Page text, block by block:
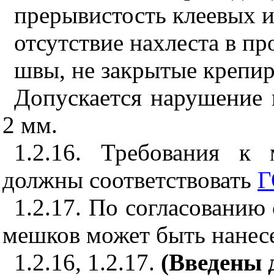
прерывистость клеевых
отсутствие нахлеста в
швы, не закрытые
Допускается
2 мм.
1.2.16. Требования к
должны соответствовать
1.2.17. По согласованию
мешков может быть
1.2.16, 1.2.17. (Введены